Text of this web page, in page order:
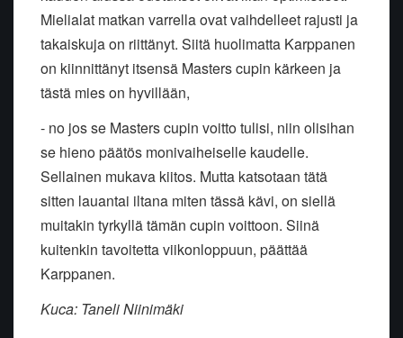
Mielialat matkan varrella ovat vaihdelleet rajusti ja
takaiskuja on riittänyt. Siitä huolimatta Karppanen
on kiinnittänyt itsensä Masters cupin kärkeen ja
tästä mies on hyvillään,
- no jos se Masters cupin voitto tulisi, niin olisihan
se hieno päätös monivaiheiselle kaudelle.
Sellainen mukava kiitos. Mutta katsotaan tätä
sitten lauantai iltana miten tässä kävi, on siellä
muitakin tyrkyllä tämän cupin voittoon. Siinä
kuitenkin tavoitetta viikonloppuun, päättää
Karppanen.
Kuca: Taneli Niinimäki